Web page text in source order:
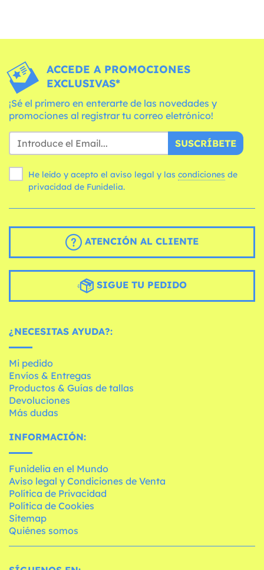
ACCEDE A PROMOCIONES
EXCLUSIVAS*
¡Sé el primero en enterarte de las novedades y
promociones al registrar tu correo eletrónico!
SUSCRÍBETE
He leído y acepto el aviso legal y las condiciones
privacidad de Funidelia.
ATENCIÓN AL CLIENTE
SIGUE TU PEDIDO
¿NECESITAS AYUDA?:
Mi pedido
Envíos & Entregas
Productos & Guías de tallas
Devoluciones
Más dudas
INFORMACIÓN:
Funidelia en el Mundo
Aviso legal y Condiciones de Venta
Política de Privacidad
Política de Cookies
Sitemap
Quiénes somos